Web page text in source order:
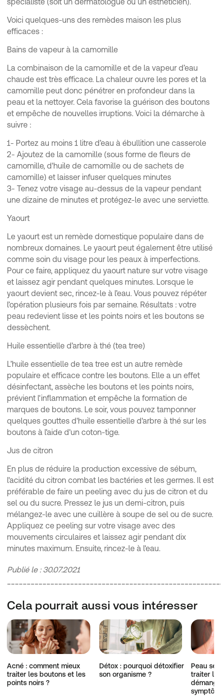
Voici quelques-uns des remèdes maison les plus
efficaces :
Bains de vapeur à la camomille
La combinaison de la camomille et de la vapeur d’eau
chaude est très efficace. La chaleur ouvre les pores et la
camomille peut donc pénétrer en profondeur dans la
peau et la nettoyer. Cela favorise la guérison des boutons
et empêche de nouvelles irruptions. Voici la démarche à
suivre :
1- Portez au moins 1 litre d’eau à ébullition une casserole
2- Ajoutez de la camomille (sous forme de fleurs de
camomille, d'huile de camomille ou de sachets de
camomille) et laisser infuser quelques minutes
3- Tenez votre visage au-dessus de la vapeur pendant
une dizaine de minutes et protégez-le avec une serviette.
Yaourt
Le yaourt est un remède domestique populaire dans de
nombreux domaines. Le yaourt peut également être utilisé
comme soin du visage pour les peaux à imperfections.
Pour ce faire, appliquez du yaourt nature sur votre visage
et laissez agir pendant quelques minutes. Lorsque le
yaourt devient sec, rincez-le à l’eau. Vous pouvez répéter
l’opération plusieurs fois par semaine. Résultats : votre
peau redevient lisse et les points noirs et les boutons se
dessèchent.
Huile essentielle d’arbre à thé (tea tree)
L’huile essentielle de tea tree est un autre remède
populaire et efficace contre les boutons. Elle a un effet
désinfectant, assèche les boutons et les points noirs,
prévient l'inflammation et empêche la formation de
marques de boutons. Le soir, vous pouvez tamponner
quelques gouttes d'huile essentielle d'arbre à thé sur les
boutons à l'aide d'un coton-tige.
Jus de citron
En plus de réduire la production excessive de sébum,
l'acidité du citron combat les bactéries et les germes. Il est
préférable de faire un peeling avec du jus de citron et du
sel ou du sucre. Pressez le jus un demi-citron, puis
mélangez-le avec une cuillère à soupe de sel ou de sucre.
Appliquez ce peeling sur votre visage avec des
mouvements circulaires et laissez agir pendant dix
minutes maximum. Ensuite, rincez-le à l'eau.
Publié le : 30.07.2021
Cela pourrait aussi vous intéresser
Acné : comment mieux
traiter les boutons et les
points noirs ?
Détox : pourquoi détoxifier
son organisme ?
Peau
traiter